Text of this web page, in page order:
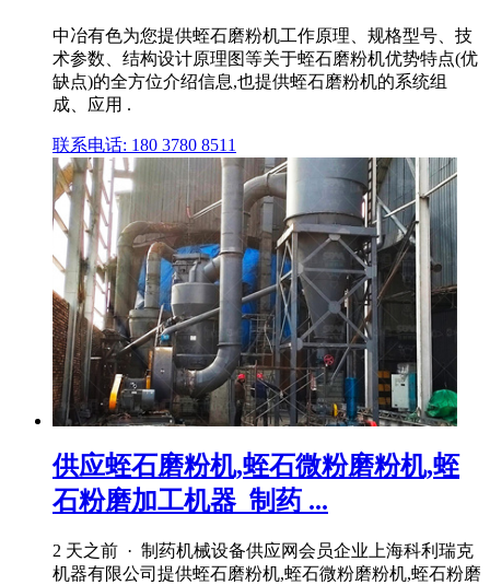
中冶有色为您提供蛭石磨粉机工作原理、规格型号、技
术参数、结构设计原理图等关于蛭石磨粉机优势特点(优
缺点)的全方位介绍信息,也提供蛭石磨粉机的系统组
成、应用 .
联系电话: 180 3780 8511
供应蛭石磨粉机,蛭石微粉磨粉机,蛭
石粉磨加工机器_制药 ...
2 天之前 · 制药机械设备供应网会员企业上海科利瑞克
机器有限公司提供蛭石磨粉机,蛭石微粉磨粉机,蛭石粉磨